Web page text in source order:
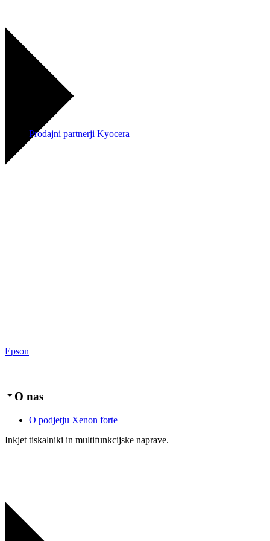
Epson
Inkjet tiskalniki in multifunkcijske naprave.
Prodajni partnerji Kyocera
O nas
O podjetju Xenon forte